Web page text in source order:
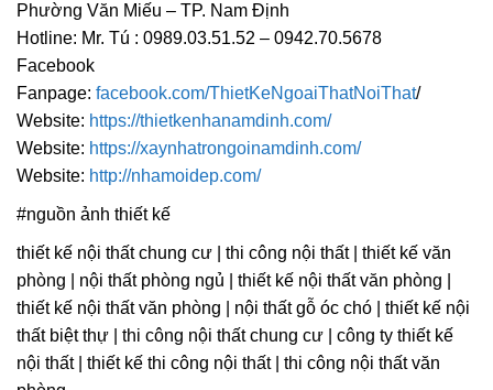
Phường Văn Miếu – TP. Nam Định
Hotline: Mr. Tú : 0989.03.51.52 – 0942.70.5678
Facebook
Fanpage: facebook.com/ThietKeNgoaiThatNoiThat/
Website: https://thietkenhanamdinh.com/
Website: https://xaynhatrongoinamdinh.com/
Website: http://nhamoidep.com/
#nguồn ảnh thiết kế
thiết kế nội thất chung cư | thi công nội thất | thiết kế văn
phòng | nội thất phòng ngủ | thiết kế nội thất văn phòng |
thiết kế nội thất văn phòng | nội thất gỗ óc chó | thiết kế nội
thất biệt thự | thi công nội thất chung cư | công ty thiết kế
nội thất | thiết kế thi công nội thất | thi công nội thất văn